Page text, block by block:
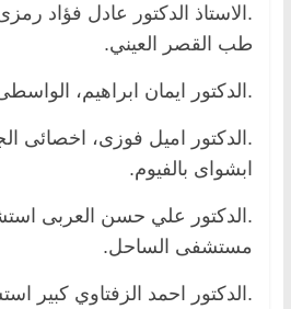
.الاستاذ الدكتور عادل فؤاد
طب القصر العيني.
.الدكتور ايمان ابراهيم،
.الدكتور اميل فوزى، اخصائى
ابشواى بالفيوم.
.الدكتور علي حسن العربى
مستشفى الساحل.
.الدكتور احمد الزفتاوي كبير